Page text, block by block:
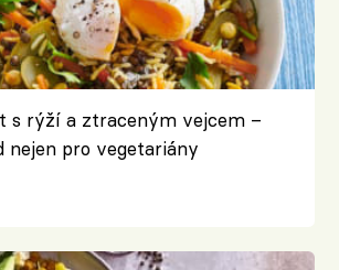
s rýží a ztraceným vejcem –
nejen pro vegetariány